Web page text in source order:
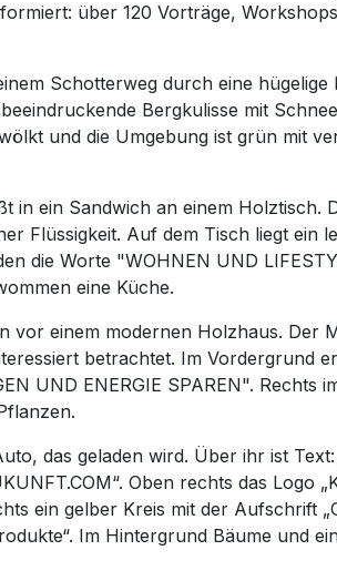
über 120 Vorträge,
Schotterweg durch eine hügelige
Bergkulisse mit
und die Umgebung ist grün mit
in ein Sandwich an einem Holztisch.
Flüssigkeit. Auf dem Tisch liegt ein
die Worte "WOHNEN UND
eine Küche.
vor einem modernen Holzhaus. Der
betrachtet. Im Vordergrund
UND ENERGIE SPAREN". Rechts
das geladen wird. Über ihr ist
Oben rechts das Logo
ein gelber Kreis mit der Aufschrift
Im Hintergrund Bäume und